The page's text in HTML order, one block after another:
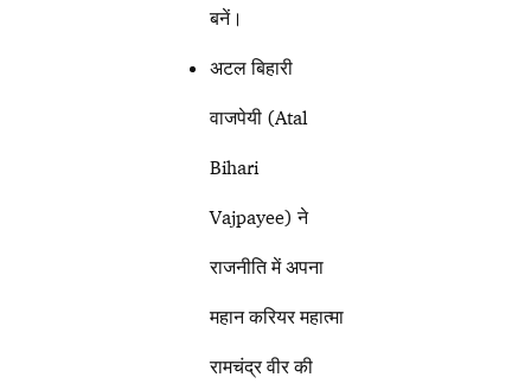
बनें।
अटल बिहारी
वाजपेयी (Atal
Bihari
Vajpayee) ने
राजनीति में अपना
महान करियर महात्मा
रामचंद्र वीर की